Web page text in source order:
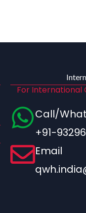
For International
Call/
+91-
Email